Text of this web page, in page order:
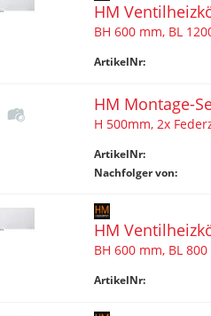
HM
BH 600 mm, BL
ArtikelNr:
HM Montage-
H 500mm, 2x
ArtikelNr:
Nachfolger von:
HM
BH 600 mm, BL
ArtikelNr: